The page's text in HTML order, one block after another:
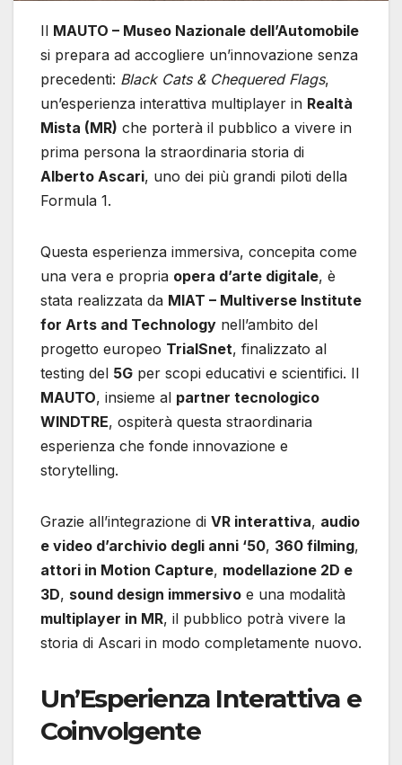
Il MAUTO – Museo Nazionale dell’Automobile
si prepara ad accogliere un’innovazione senza
precedenti: Black Cats & Chequered Flags,
un’esperienza interattiva multiplayer in Realtà
Mista (MR) che porterà il pubblico a vivere in
prima persona la straordinaria storia di
Alberto Ascari, uno dei più grandi piloti della
Formula 1.
Questa esperienza immersiva, concepita come
una vera e propria opera d’arte digitale, è
stata realizzata da MIAT – Multiverse Institute
for Arts and Technology nell’ambito del
progetto europeo TrialSnet, finalizzato al
testing del 5G per scopi educativi e scientifici. Il
MAUTO, insieme al partner tecnologico
WINDTRE, ospiterà questa straordinaria
esperienza che fonde innovazione e
storytelling.
Grazie all’integrazione di VR interattiva, audio
e video d’archivio degli anni ‘50, 360 filming,
attori in Motion Capture, modellazione 2D e
3D, sound design immersivo e una modalità
multiplayer in MR, il pubblico potrà vivere la
storia di Ascari in modo completamente nuovo.
Un’Esperienza Interattiva e
Coinvolgente